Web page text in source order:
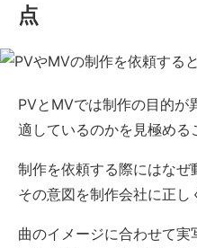
点
PVとMVでは制作の目的が
適しているのかを見極める
制作を依頼する際にはなぜ
その意図を制作会社に正し
曲のイメージに合わせて